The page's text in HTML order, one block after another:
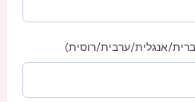
אנגלית/ערבית/רוסית)